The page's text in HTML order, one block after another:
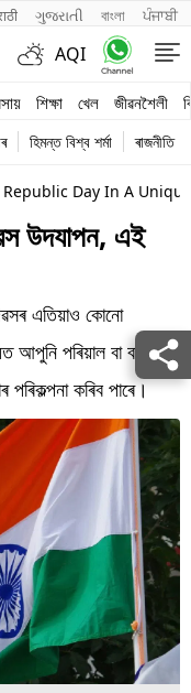
ગુજરાતી বাংলা ਪੰਜਾਬੀ
AQI
শিক্ষা খেল জীৱনশৈলী
হিমন্ত বিশ্ব শৰ্মা ৰাজনীতি
Day In A
উদযাপন, এই
এতিয়াও কোনো
আপুনি পৰিয়াল বা বন্ধু-
পৰিকল্পনা কৰিব পাৰে।